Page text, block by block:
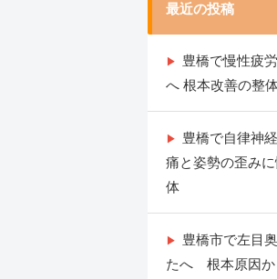
最近の投稿
豊橋で慢性疲
へ 根本改善の整
豊橋で自律神
痛と姿勢の歪み
体
豊橋市で左目
たへ 根本原因か